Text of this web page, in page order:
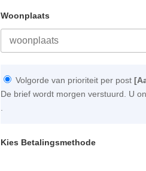
Woonplaats
Volgorde van prioriteit per post
De brief wordt morgen verstuurd. U
Kies Betalingsmethode